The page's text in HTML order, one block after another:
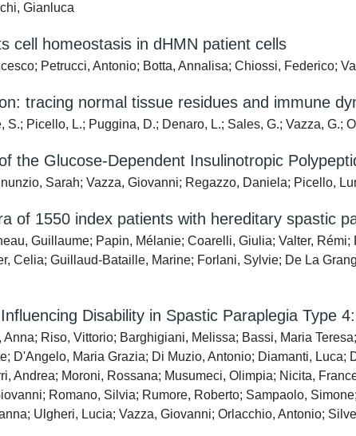
Gianluca
cell homeostasis in dHMN patient cells
Petrucci, Antonio; Botta, Annalisa; Chiossi, Federico;
tracing normal tissue residues and immune
Picello, L.; Puggina, D.; Denaro, L.; Sales, G.; Vazza, G.;
the Glucose-Dependent Insulinotropic
Sarah; Vazza, Giovanni; Regazzo, Daniela; Picello,
of 1550 index patients with hereditary spastic
Guillaume; Papin, Mélanie; Coarelli, Giulia; Valter,
Celia; Guillaud-Bataille, Marine; Forlani, Sylvie; De La
Disability in Spastic Paraplegia Type
Riso, Vittorio; Barghigiani, Melissa; Bassi, Maria
D'Angelo, Maria Grazia; Di Muzio, Antonio; Diamanti,
Andrea; Moroni, Rossana; Musumeci, Olimpia; Nicita,
Romano, Silvia; Rumore, Roberto; Sampaolo,
Ulgheri, Lucia; Vazza, Giovanni; Orlacchio, Antonio;